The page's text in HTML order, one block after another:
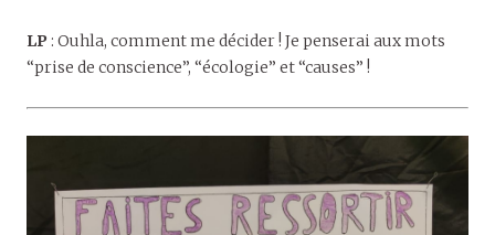
LP: Ouhla, comment me décider ! Je penserai aux mots
“prise de conscience”, “écologie” et “causes” !